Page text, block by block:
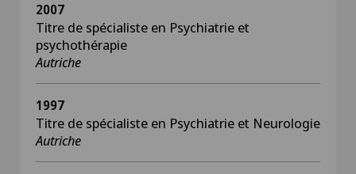
2007
Titre de spécialiste en Psychiatrie et
psychothérapie
Autriche
1997
Titre de spécialiste en Psychiatrie et Neurologie
Autriche